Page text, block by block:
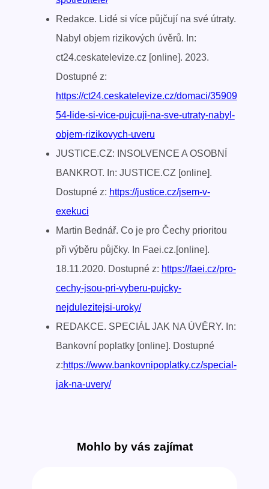
Redakce. Lidé si více půjčují na své útraty.
Nabyl objem rizikových úvěrů. In:
ct24.ceskatelevize.cz [online]. 2023.
Dostupné z:
https://ct24.ceskatelevize.cz/domaci/35909
54-lide-si-vice-pujcuji-na-sve-utraty-nabyl-
objem-rizikovych-uveru
JUSTICE.CZ: INSOLVENCE A OSOBNÍ
BANKROT. In: JUSTICE.CZ [online].
Dostupné z: https://justice.cz/jsem-v-
exekuci
Martin Bednář. Co je pro Čechy prioritou
při výběru půjčky. In Faei.cz.[online].
18.11.2020. Dostupné z: https://faei.cz/pro-
cechy-jsou-pri-vyberu-pujcky-
nejdulezitejsi-uroky/
REDAKCE. SPECIÁL JAK NA ÚVĚRY. In:
Bankovní poplatky [online]. Dostupné
z:https://www.bankovnipoplatky.cz/special-
jak-na-uvery/
Mohlo by vás zajímat